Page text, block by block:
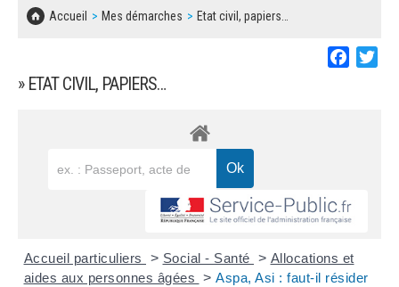
Accueil Mes démarches Etat civil, papiers…
» ETAT CIVIL, PAPIERS…
Accueil particuliers > Social - Santé > Allocations et
aides aux personnes âgées > Aspa, Asi : faut-il résider
CONCERTATIONS PUBLIQUES
SOLIDARITÉ, LOGEMENT
SÉNIORS
DECHETS
BESOIN D'UNE AIDE ?
LES ASSOCIATIONS
MARCHÉS PUBLICS
DOCUMENT D'INFORMATION COMMUNAL
REGLEMENT LOCAL DE PUBLICITÉ
DECLARATION DE DEMARCHAGE
DOSSIER DE DEMANDE DE SUBVENTION